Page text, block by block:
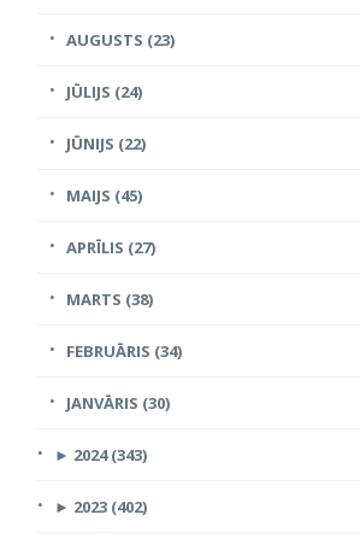
AUGUSTS (23)
JŪLIJS (24)
JŪNIJS (22)
MAIJS (45)
APRĪLIS (27)
MARTS (38)
FEBRUĀRIS (34)
JANVĀRIS (30)
► 2024 (343)
► 2023 (402)